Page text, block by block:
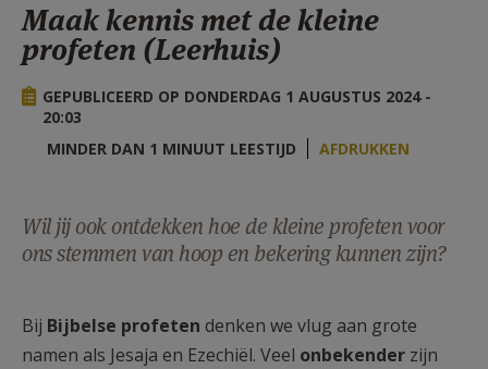
ZOEKEN
HULP
STARTPAGINA PORTAAL
AANMELDEN OF REGISTREREN
Maak kennis met de kleine
profeten (Leerhuis)
GEPUBLICEERD OP DONDERDAG 1 AUGUSTUS 2024 -
20:03
MINDER DAN 1 MINUUT LEESTIJD
AFDRUKKEN
Wil jij ook ontdekken hoe de kleine profeten voor
ons stemmen van hoop en bekering kunnen zijn?
Bij Bijbelse profeten denken we vlug aan grote
namen als Jesaja en Ezechiël. Veel onbekender zijn